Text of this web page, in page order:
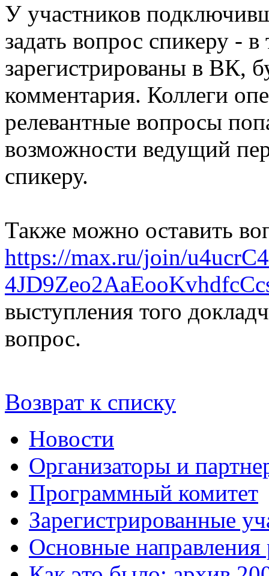
У участников
задать вопрос спикеру -
зарегистрированы в ВК,
комментария. Коллеги
релевантные вопросы
возможности ведущий
спикеру.
Также можно оставить
https://max.ru/join/
выступления того
вопрос.
Возврат к списку
Новости
Организаторы и
Программный комитет
Зарегистрированные
Основные направления